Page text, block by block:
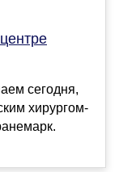
сегодня,
хирургом-